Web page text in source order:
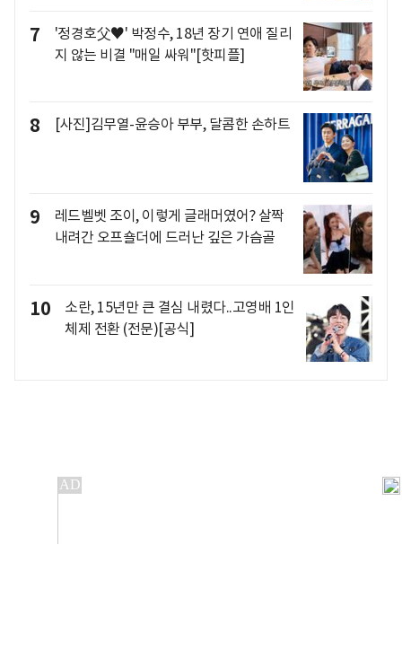
7
'정경호父♥' 박정수, 18년 장기 연애 질리
지 않는 비결 "매일 싸워"[핫피플]
8 [사진]김무열-윤승아 부부, 달콤한 손하트
9
레드벨벳 조이, 이렇게 글래머였어? 살짝
내려간 오프숄더에 드러난 깊은 가슴골
10
소란, 15년만 큰 결심 내렸다..고영배 1인
체제 전환 (전문)[공식]